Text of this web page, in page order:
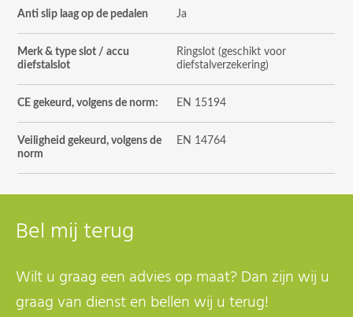
Anti slip laag op de pedalen Ja
Merk & type slot / accu
diefstalslot
Ringslot (geschikt voor
diefstalverzekering)
CE gekeurd, volgens de norm: EN 15194
Veiligheid gekeurd, volgens de
norm
EN 14764
Bel mij terug
Wilt u graag een advies op maat? Dan zijn wij u
graag van dienst en bellen wij u terug!